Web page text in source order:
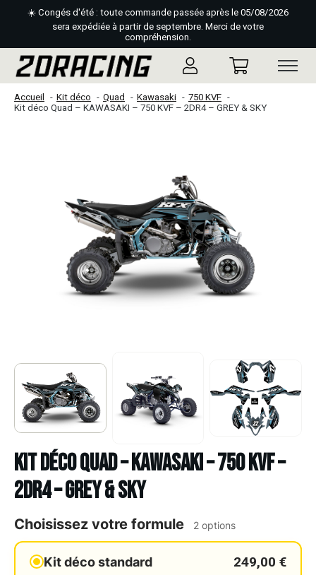
☀️ Congés d'été : toute commande passée après le 05/08/2026
sera expédiée à partir de septembre. Merci de votre
compréhension.
Accueil Kit déco Quad Kawasaki
750 KVF
Kit déco Quad – KAWASAKI – 750 KVF – 2DR4 – GREY & SKY
Kit déco Quad – KAWASAKI – 750 KVF –
2DR4 – GREY & SKY
Choisissez votre formule 2 options
Kit déco standard 249,00 €